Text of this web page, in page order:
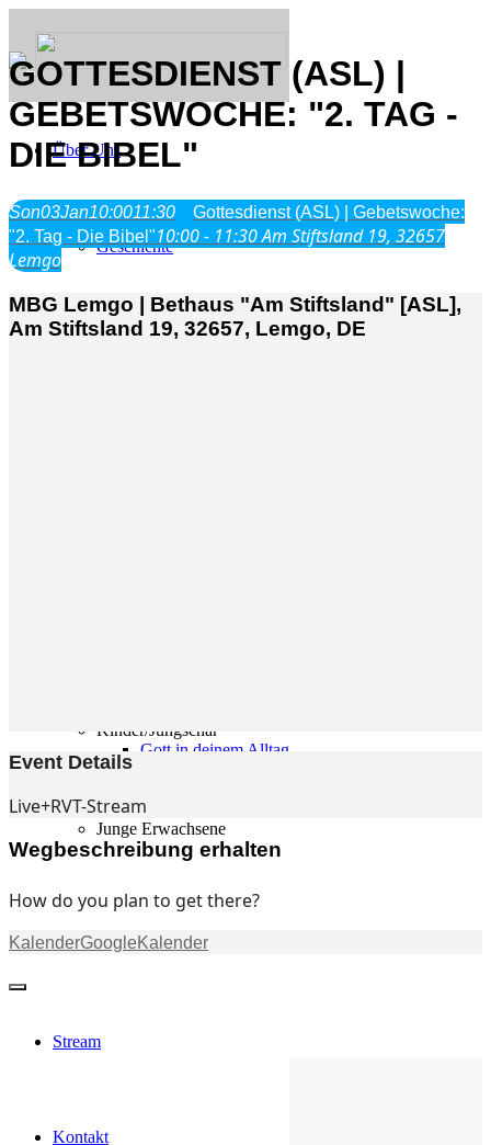
Über Uns
Was wir glauben
Jesus Christus
Geschichte
Neu hier
Kinder/Jungschar
Gott in deinem Alltag
Soccercamp Lemgo
Junge Erwachsene
Junge Erwachsene
Fotos
Stream
Kontakt
GOTTESDIENST (ASL) |
GEBETSWOCHE: "2. TAG -
DIE BIBEL"
Son03Jan10:0011:30
Gottesdienst (ASL) | Gebetswoche:
"2. Tag - Die Bibel"10:00 - 11:30Am Stiftsland 19, 32657
Lemgo
MBG Lemgo | Bethaus "Am Stiftsland" [ASL],
Am Stiftsland 19, 32657, Lemgo, DE
Event Details
Live+RVT-Stream
Wegbeschreibung erhalten
How do you plan to get there?
KalenderGoogleKalender
Die Losung von heute